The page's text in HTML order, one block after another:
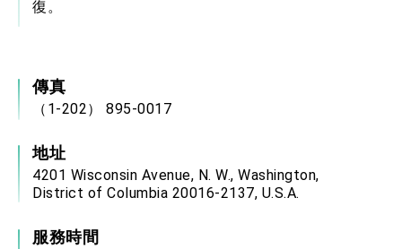
復。
傳真
（1-202） 895-0017
地址
4201 Wisconsin Avenue, N. W., Washington,
District of Columbia 20016-2137, U.S.A.
服務時間